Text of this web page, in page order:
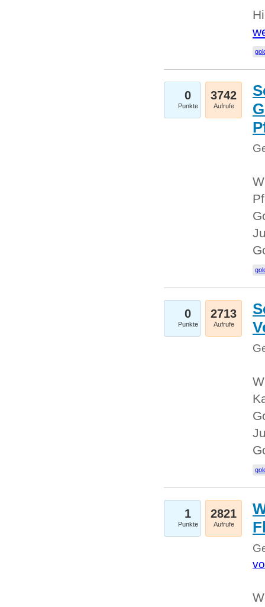
0
Punkte
3742
Aufrufe
0
Punkte
2713
Aufrufe
1
Punkte
2821
Aufrufe